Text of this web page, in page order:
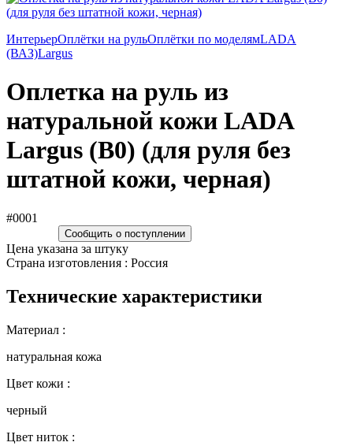
ИнтерьерОплётки на рульОплётки по моделямLADA
(ВАЗ)Largus
Оплетка на руль из
натуральной кожи LADA
Largus (B0) (для руля без
штатной кожи, черная)
#0001
Сообщить о поступлении
Цена указана за штуку
Страна изготовления : Россия
Технические характеристики
Материал :
натуральная кожа
Цвет кожи :
черный
Цвет ниток :